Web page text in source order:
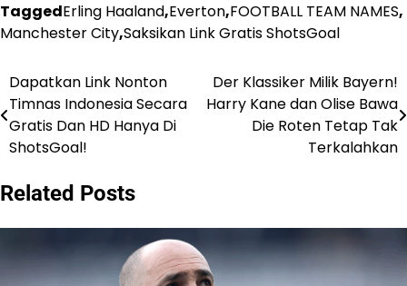
TaggedErling Haaland,Everton,FOOTBALL TEAM NAMES,
Manchester City,Saksikan Link Gratis ShotsGoal
Post
navigation
Dapatkan Link Nonton
Timnas Indonesia Secara
Gratis Dan HD Hanya Di
ShotsGoal!
Der Klassiker Milik Bayern!
Harry Kane dan Olise Bawa
Die Roten Tetap Tak
Terkalahkan
Related Posts